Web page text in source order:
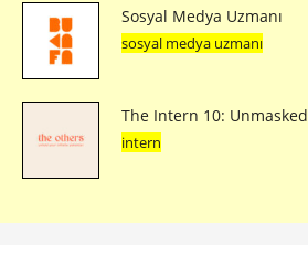
Sosyal Medya Uzmanı
sosyal medya uzmanı
The Intern 10: Unmasked
intern